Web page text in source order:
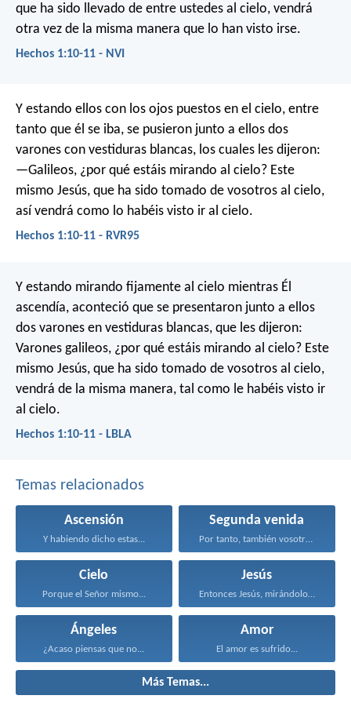
que ha sido llevado de entre ustedes al cielo, vendrá
otra vez de la misma manera que lo han visto irse.
Hechos 1:10-11 - NVI
Y estando ellos con los ojos puestos en el cielo, entre
tanto que él se iba, se pusieron junto a ellos dos
varones con vestiduras blancas, los cuales les dijeron:
—Galileos, ¿por qué estáis mirando al cielo? Este
mismo Jesús, que ha sido tomado de vosotros al cielo,
así vendrá como lo habéis visto ir al cielo.
Hechos 1:10-11 - RVR95
Y estando mirando fijamente al cielo mientras Él
ascendía, aconteció que se presentaron junto a ellos
dos varones en vestiduras blancas, que les dijeron:
Varones galileos, ¿por qué estáis mirando al cielo? Este
mismo Jesús, que ha sido tomado de vosotros al cielo,
vendrá de la misma manera, tal como le habéis visto ir
al cielo.
Hechos 1:10-11 - LBLA
Temas relacionados
Ascensión
Y habiendo dicho estas...
Segunda venida
Por tanto, también vosotros...
Cielo
Porque el Señor mismo...
Jesús
Entonces Jesús, mirándolos, dijo...
Ángeles
¿Acaso piensas que no...
Amor
El amor es sufrido...
Más Temas...